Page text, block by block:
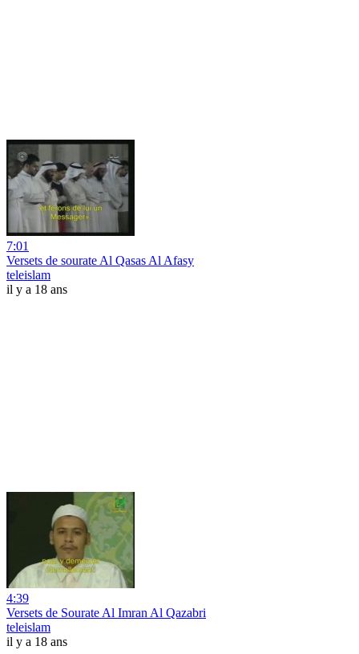
7:01
Versets de sourate Al Qasas Al Afasy
teleislam
il y a 18 ans
4:39
Versets de Sourate Al Imran Al Qazabri
teleislam
il y a 18 ans